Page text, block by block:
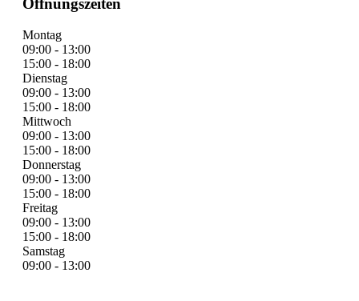
Öffnungszeiten
Montag
09:00 - 13:00
15:00 - 18:00
Dienstag
09:00 - 13:00
15:00 - 18:00
Mittwoch
09:00 - 13:00
15:00 - 18:00
Donnerstag
09:00 - 13:00
15:00 - 18:00
Freitag
09:00 - 13:00
15:00 - 18:00
Samstag
09:00 - 13:00